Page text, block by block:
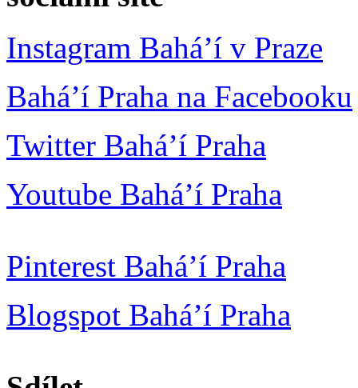
Instagram Bahá’í v Praze
Bahá’í Praha na Facebooku
Twitter Bahá’í Praha
Youtube Bahá’í Praha
Pinterest Bahá’í Praha
Blogspot Bahá’í Praha